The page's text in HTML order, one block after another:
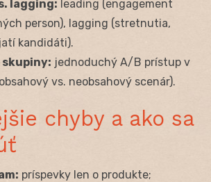
lagging: leading (engagement
person), lagging (stretnutia,
kandidáti).
jednoduchý A/B prístup v
vs. neobsahový scenár).
chyby a ako sa
príspevky len o produkte;